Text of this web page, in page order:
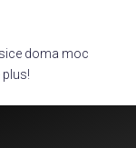
doma moc
plus!